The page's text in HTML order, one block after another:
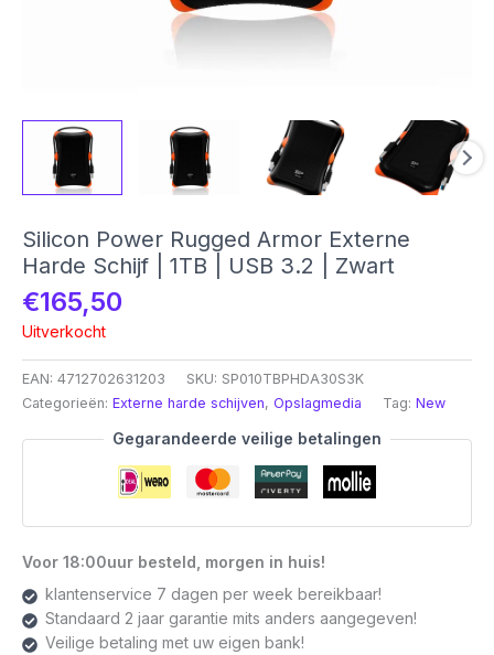
Silicon Power Rugged Armor Externe
Harde Schijf | 1TB | USB 3.2 | Zwart
€165,50
Uitverkocht
EAN: 4712702631203 SKU: SP010TBPHDA30S3K
Categorieën: Externe harde schijven, Opslagmedia Tag: New
Gegarandeerde veilige betalingen
Voor 18:00uur besteld, morgen in huis!
klantenservice 7 dagen per week bereikbaar!
Standaard 2 jaar garantie mits anders aangegeven!
Veilige betaling met uw eigen bank!